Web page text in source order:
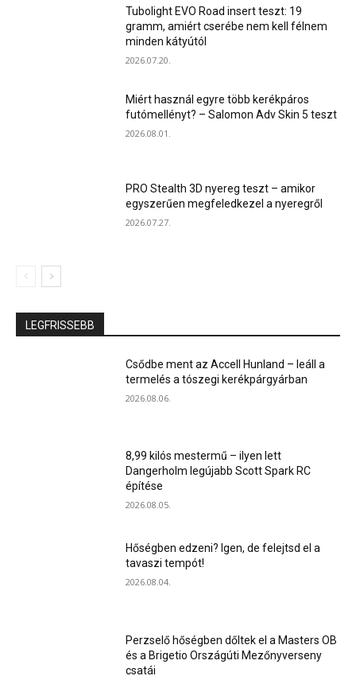
Tubolight EVO Road insert teszt: 19
gramm, amiért cserébe nem kell félnem
minden kátyútól
2026.07.20.
Miért használ egyre több kerékpáros
futómellényt? – Salomon Adv Skin 5 teszt
2026.08.01.
PRO Stealth 3D nyereg teszt – amikor
egyszerűen megfeledkezel a nyeregről
2026.07.27.
LEGFRISSEBB
Csődbe ment az Accell Hunland – leáll a
termelés a tószegi kerékpárgyárban
2026.08.06.
8,99 kilós mestermű – ilyen lett
Dangerholm legújabb Scott Spark RC
építése
2026.08.05.
Hőségben edzeni? Igen, de felejtsd el a
tavaszi tempót!
2026.08.04.
Perzselő hőségben dőltek el a Masters OB
és a Brigetio Országúti Mezőnyverseny
csatái